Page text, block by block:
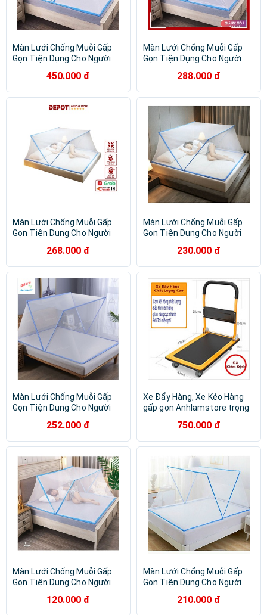
Màn Lưới Chống Muỗi Gấp
Gọn Tiện Dụng Cho Người
Gấp Gọn Thông Minh
450.000 đ
Màn Lưới Chống Muỗi Gấp
Gọn Tiện Dụng Cho Người
Gấp Gọn Thông Minh
288.000 đ
Màn Lưới Chống Muỗi Gấp
Gọn Tiện Dụng Cho Người
Gấp Gọn Thông Minh
268.000 đ
Màn Lưới Chống Muỗi Gấp
Gọn Tiện Dụng Cho Người
Gấp Gọn Thông Minh
230.000 đ
Màn Lưới Chống Muỗi Gấp
Gọn Tiện Dụng Cho Người
Gấp Gọn Thông Minh
252.000 đ
Xe Đẩy Hàng, Xe Kéo Hàng
gấp gọn Anhlamstore trọng
750.000 đ
Màn Lưới Chống Muỗi Gấp
Gọn Tiện Dụng Cho Người
Gấp Gọn Thông Minh 4.2
120.000 đ
Màn Lưới Chống Muỗi Gấp
Gọn Tiện Dụng Cho Người
210.000 đ